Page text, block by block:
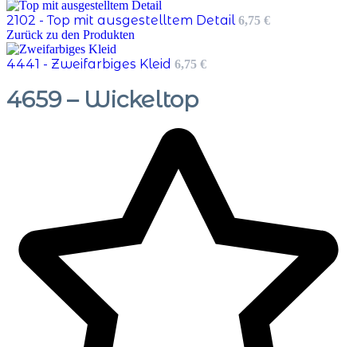
2102 - Top mit ausgestelltem Detail6,75 €
Zurück zu den Produkten
4441 - Zweifarbiges Kleid 6,75 €
4659 – Wickeltop